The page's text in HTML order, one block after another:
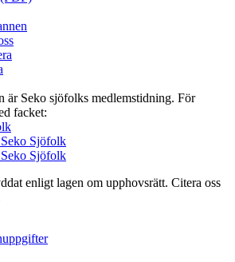
är Seko sjöfolks medlemstidning. För
facket:
Sjöfolk
Sjöfolk
enligt lagen om upphovsrätt. Citera oss